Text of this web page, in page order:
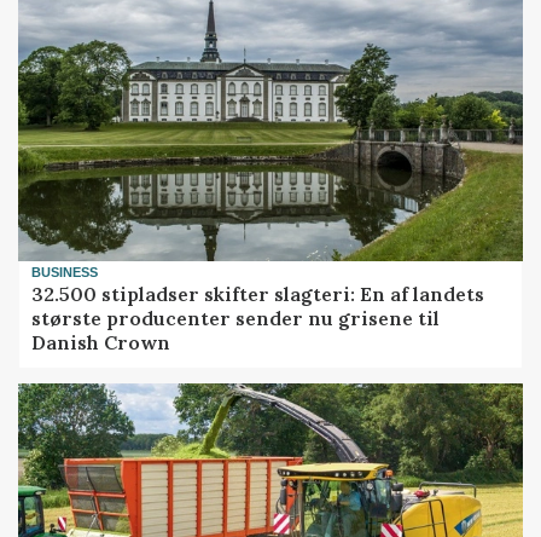
BUSINESS
32.500 stipladser skifter slagteri: En af landets
største producenter sender nu grisene til
Danish Crown